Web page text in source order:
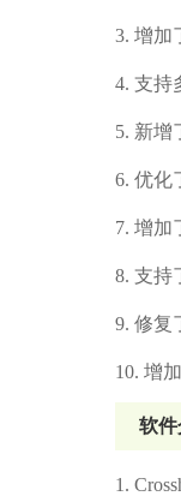
3. 增加
4. 支持
5. 新增
6. 优化
7. 增加
8. 支持
9. 修复
10. 增
软
1.